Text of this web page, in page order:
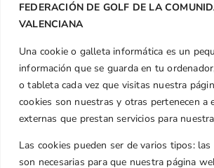
FEDERACIÓN DE GOLF DE LA
VALENCIANA
Una cookie o galleta informática es un
información que se guarda en tu
o tableta cada vez que visitas nuestra
cookies son nuestras y otras pertenecen a
externas que prestan servicios para
Las cookies pueden ser de varios tipos: las
son necesarias para que nuestra página
Email
Aviso Legal
Transparencia